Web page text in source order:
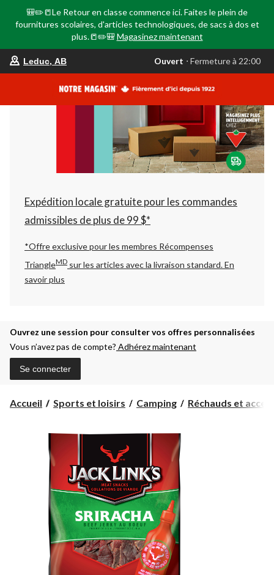
🎒✏️📒Le Retour en classe commence ici. Faites le plein de
fournitures scolaires, d'articles technologiques, de sacs à dos et
plus.📒✏️🎒 Magasinez maintenant
votre
est
AB,
Ouvert,
Fermeture
à
22:00
changer
Leduc, AB Ouvert ⋅ Fermeture à 22:00
Expédition locale gratuite pour les commandes
admissibles de plus de 99 $*
*Offre exclusive pour les membres Récompenses
TriangleMD sur les articles avec la livraison standard.En
savoir plus
Ouvrez une session pour consulter vos offres personnalisées
Vous n’avez pas de compte? Adhérez maintenant
Se connecter
Accueil Sports et loisirs Camping Réchauds et